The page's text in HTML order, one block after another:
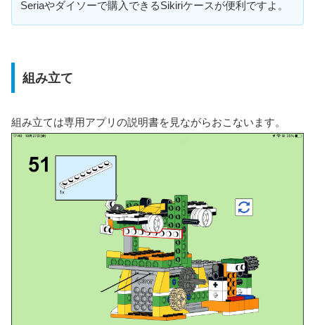
Seriaやダイソーで購入できるSikiriケースが便利ですよ。
組み立て
組み立ては専用アプリの説明書を見ながらおこないます。